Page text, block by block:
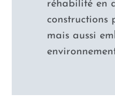
réhabilité en
constructions
mais aussi